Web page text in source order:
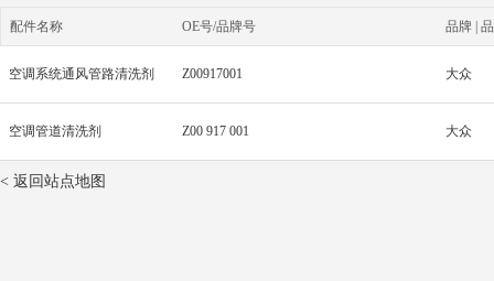
配件名称 OE号/品牌号 品牌 |
空调系统通风管路清洗剂 Z00917001 大众
空调管道清洗剂 Z00 917 001 大众
< 返回站点地图